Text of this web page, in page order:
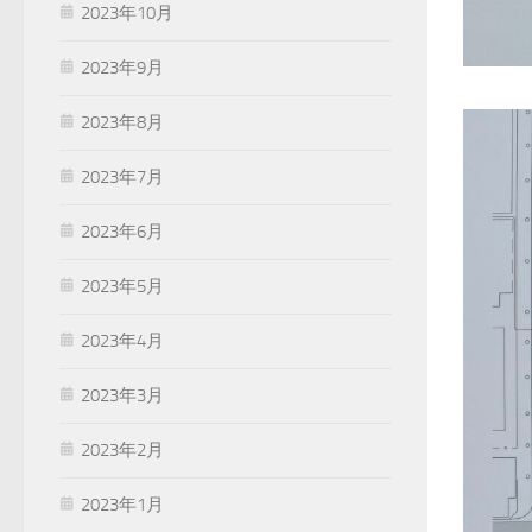
2023年10月
2023年9月
2023年8月
2023年7月
2023年6月
2023年5月
2023年4月
2023年3月
2023年2月
2023年1月